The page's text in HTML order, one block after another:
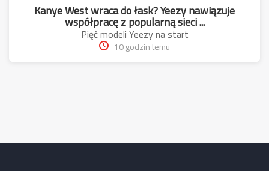
Kanye West wraca do łask? Yeezy nawiązuje
współpracę z popularną sieci ...
Pięć modeli Yeezy na start
10 godzin temu